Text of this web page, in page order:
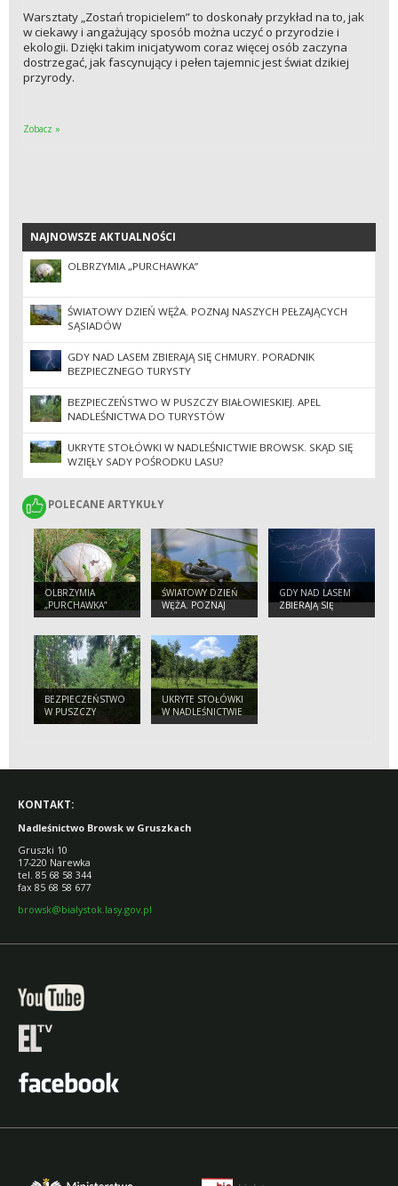
Warsztaty „Zostań tropicielem” to doskonały przykład na to, jak
w ciekawy i angażujący sposób można uczyć o przyrodzie i
ekologii. Dzięki takim inicjatywom coraz więcej osób zaczyna
dostrzegać, jak fascynujący i pełen tajemnic jest świat dzikiej
przyrody.
Zobacz »
NAJNOWSZE AKTUALNOŚCI
NAJNOWSZE AKTUALNOŚCI
OLBRZYMIA „PURCHAWKA”
ŚWIATOWY DZIEŃ WĘŻA. POZNAJ NASZYCH PEŁZAJĄCYCH
SĄSIADÓW
GDY NAD LASEM ZBIERAJĄ SIĘ CHMURY. PORADNIK
BEZPIECZNEGO TURYSTY
BEZPIECZEŃSTWO W PUSZCZY BIAŁOWIESKIEJ. APEL
NADLEŚNICTWA DO TURYSTÓW
UKRYTE STOŁÓWKI W NADLEŚNICTWIE BROWSK. SKĄD SIĘ
WZIĘŁY SADY POŚRODKU LASU?
POLECANE ARTYKUŁY
POLECANE ARTYKUŁY
OLBRZYMIA
„PURCHAWKA”
ŚWIATOWY DZIEŃ
WĘŻA. POZNAJ
NASZYCH
SĄSIADÓW
GDY NAD LASEM
ZBIERAJĄ SIĘ
CHMURY.
BEZPIECZEŃSTWO
W PUSZCZY
BIAŁOWIESKIEJ.
UKRYTE STOŁÓWKI
W NADLEŚNICTWIE
BROWSK. SKĄD SIĘ
KONTAKT:
Nadleśnictwo Browsk w Gruszkach
Gruszki 10
17-220 Narewka
tel. 85 68 58 344
fax 85 68 58 677
browsk@bialystok.lasy.gov.pl